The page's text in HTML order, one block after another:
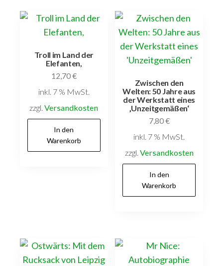
Troll im Land der
Elefanten,
12,70€
inkl. 7 % MwSt.
zzgl.Versandkosten
In den
Warenkorb
Zwischen den
Welten: 50 Jahre aus
der Werkstatt eines
‚Unzeitgemäßen‘
7,80€
inkl. 7 % MwSt.
zzgl. Versandkosten
In den
Warenkorb